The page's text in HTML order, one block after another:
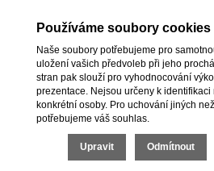
Používáme soubory cookies
Naše soubory potřebujeme pro
uložení vašich předvoleb při jeho
stran pak slouží pro vyhodnocování
prezentace. Nejsou určeny k
konkrétní osoby. Pro uchování jiných
potřebujeme váš souhlas.
Upravit Odmítnout